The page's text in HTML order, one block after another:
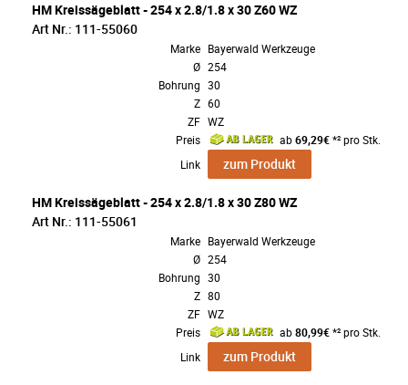
HM Kreissägeblatt - 254 x 2.8/1.8 x 30 Z60 WZ
Art Nr.: 111-55060
Marke Bayerwald Werkzeuge
Ø 254
Bohrung 30
Z 60
ZF WZ
Preis
ab69,29€*² pro Stk.
Link
zum Produkt
HM Kreissägeblatt - 254 x 2.8/1.8 x 30 Z80 WZ
Art Nr.: 111-55061
Marke Bayerwald Werkzeuge
Ø 254
Bohrung 30
Z 80
ZF WZ
Preis
ab80,99€*² pro Stk.
Link
zum Produkt